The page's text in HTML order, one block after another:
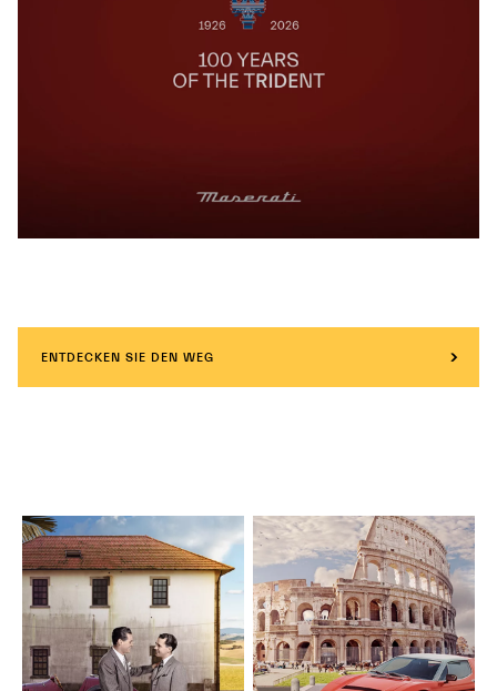
ENTDECKEN SIE DEN WEG